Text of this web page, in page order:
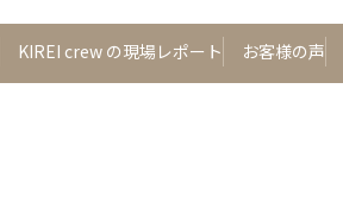
KIREI crew の現場レポート お客様の声